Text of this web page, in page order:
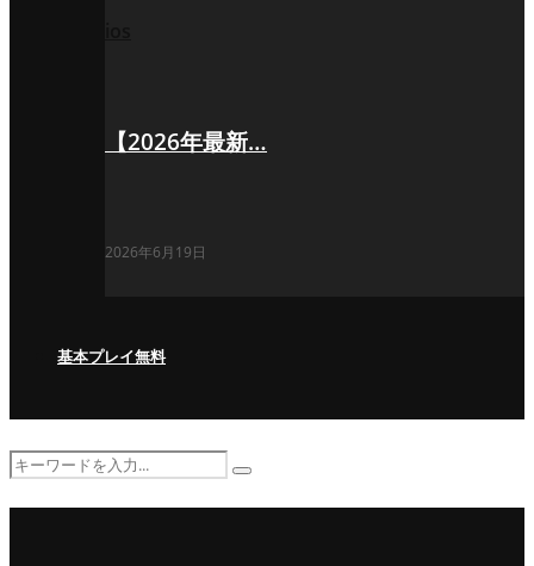
【2026年最新…
2026年6月19日
基本プレイ無料
Search
Search